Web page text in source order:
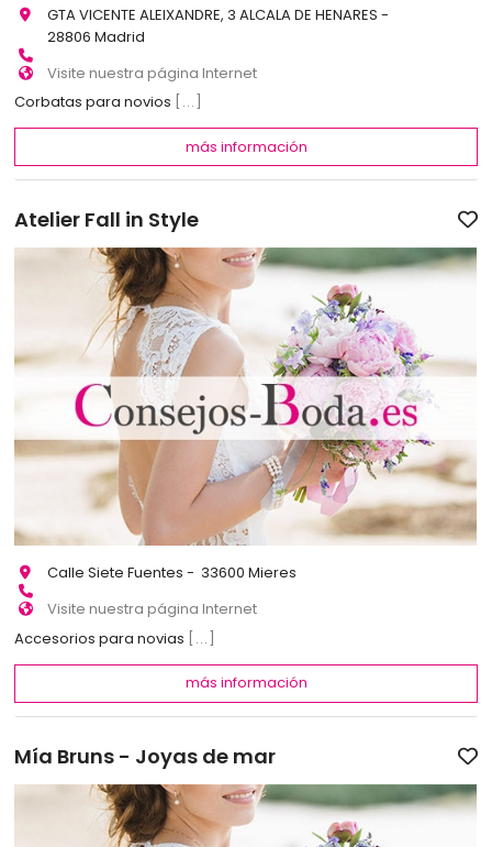
GTA VICENTE ALEIXANDRE, 3 ALCALA DE HENARES -
28806 Madrid
Visite nuestra página Internet
Corbatas para novios
[...]
más información
Atelier Fall in Style
Calle Siete Fuentes - 33600 Mieres
Visite nuestra página Internet
Accesorios para novias [...]
más información
Mía Bruns - Joyas de mar